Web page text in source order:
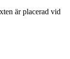
är placerad vid